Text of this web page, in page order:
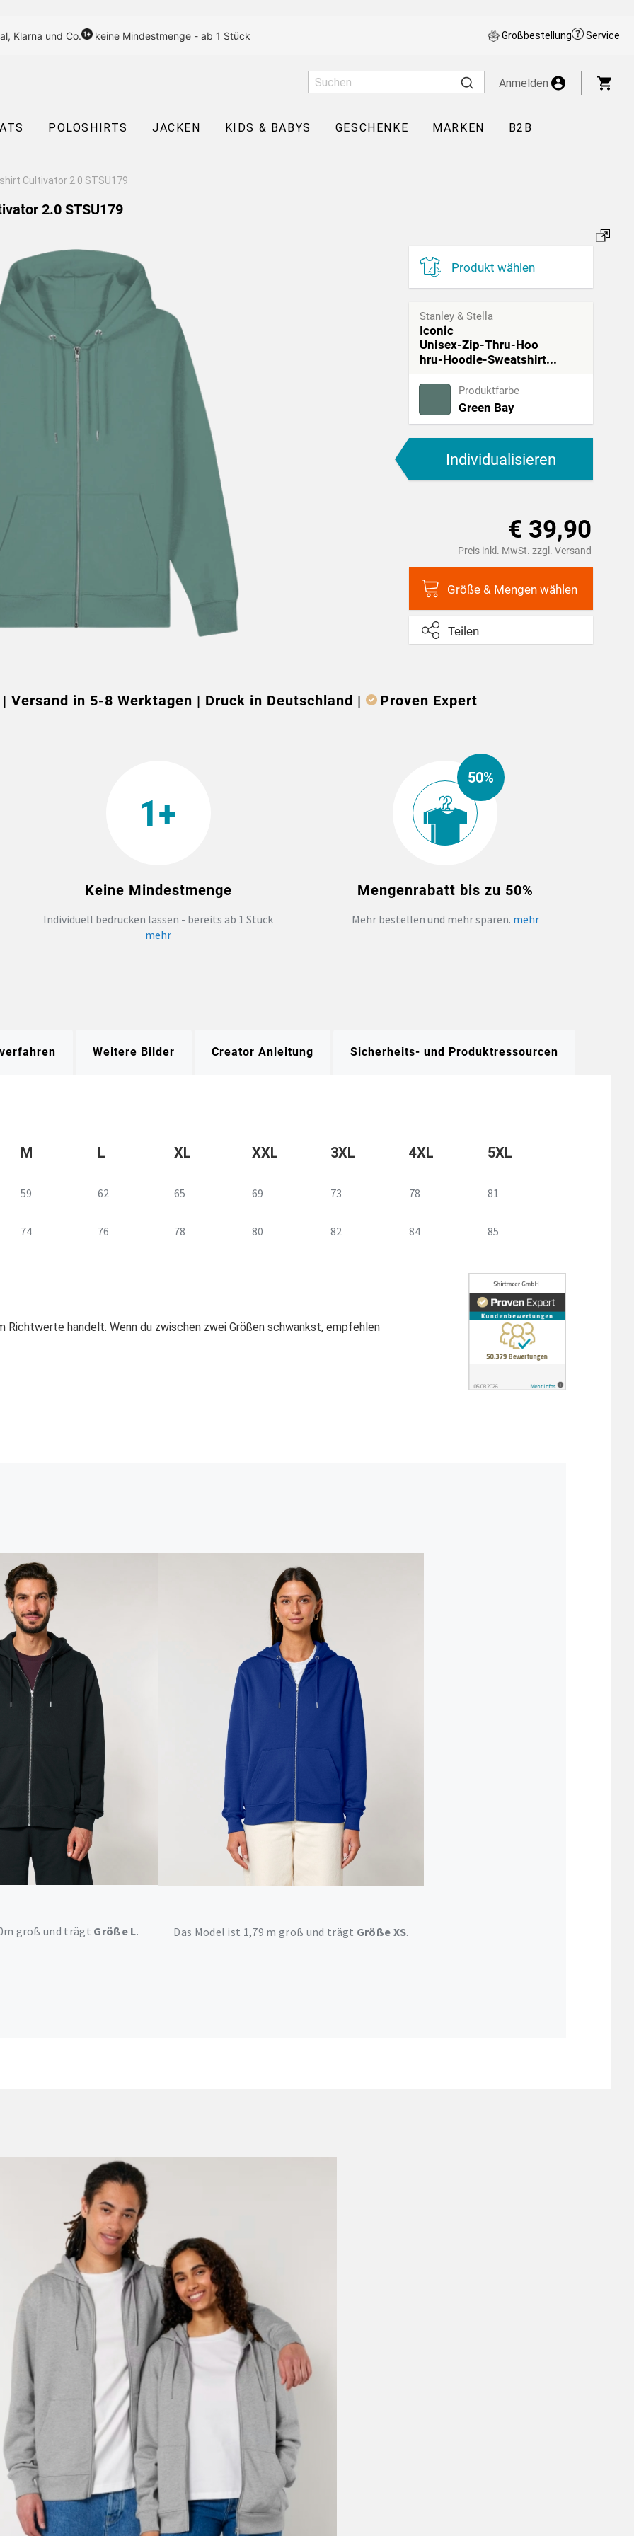
Klarna und Co. keine Mindestmenge - ab 1 Stück Großbestellung Service
Anmelden
POLOSHIRTS JACKEN KIDS & BABYS GESCHENKE MARKEN
B2B
Cultivator 2.0 STSU179
2.0 STSU179
Produkt wählen
Stanley & Stella
Iconic
Unisex-Zip-Thru-Hoo
hru-Hoodie-Sweatshirt...
Produktfarbe
Green Bay
Individualisieren
€ 39,90
Preis inkl. MwSt. zzgl. Versand
Größe & Mengen wählen
Teilen
Versand in 5-8 Werktagen | Druck in Deutschland | Proven Expert
Keine Mindestmenge
Individuell bedrucken lassen - bereits ab 1 Stück
mehr
50%
Mengenrabatt bis zu 50%
Mehr bestellen und mehr sparen. mehr
Weitere Bilder Creator Anleitung Sicherheits- und Produktressourcen
M L XL XXL 3XL 4XL 5XL
59 62 65 69 73 78 81
74 76 78 80 82 84 85
Richtwerte handelt. Wenn du zwischen zwei Größen schwankst, empfehlen
groß und trägt Größe L. Das Model ist 1,79 m groß und trägt Größe XS.